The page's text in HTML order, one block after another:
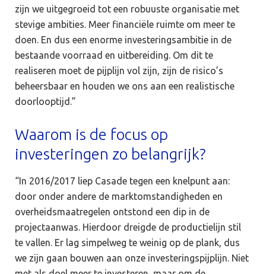
zijn we uitgegroeid tot een robuuste organisatie met
stevige ambities. Meer financiële ruimte om meer te
doen. En dus een enorme investeringsambitie in de
bestaande voorraad en uitbereiding. Om dit te
realiseren moet de pijplijn vol zijn, zijn de risico’s
beheersbaar en houden we ons aan een realistische
doorlooptijd.”
Waarom is de focus op
investeringen zo belangrijk?
“In 2016/2017 liep Casade tegen een knelpunt aan:
door onder andere de marktomstandigheden en
overheidsmaatregelen ontstond een dip in de
projectaanwas. Hierdoor dreigde de productielijn stil
te vallen. Er lag simpelweg te weinig op de plank, dus
we zijn gaan bouwen aan onze investeringspijplijn. Niet